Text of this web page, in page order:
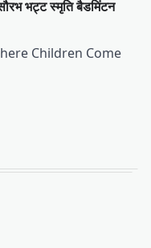
भट्ट स्मृति बैडमिंटन
Children Come